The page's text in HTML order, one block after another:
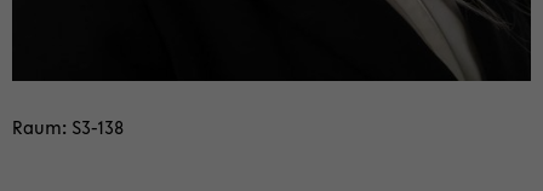
Raum: S3-​138